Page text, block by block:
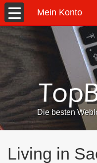
Mein Konto
Die besten
Living in